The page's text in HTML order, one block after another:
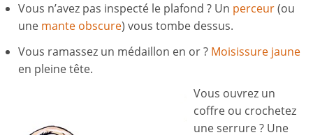
Vous n’avez pas inspecté le plafond ? Un perceur(ou
une mante obscure) vous tombe dessus.
Vous ramassez un médaillon en or ? Moisissure jaune
en pleine tête.
Vous ouvrez un
coffre ou crochetez
une serrure ? Une